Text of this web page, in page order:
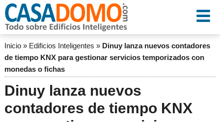
Inicio» Edificios Inteligentes » Dinuy lanza nuevos contadores
de tiempo KNX para gestionar servicios temporizados con
monedas o fichas
Dinuy lanza nuevos
contadores de tiempo KNX